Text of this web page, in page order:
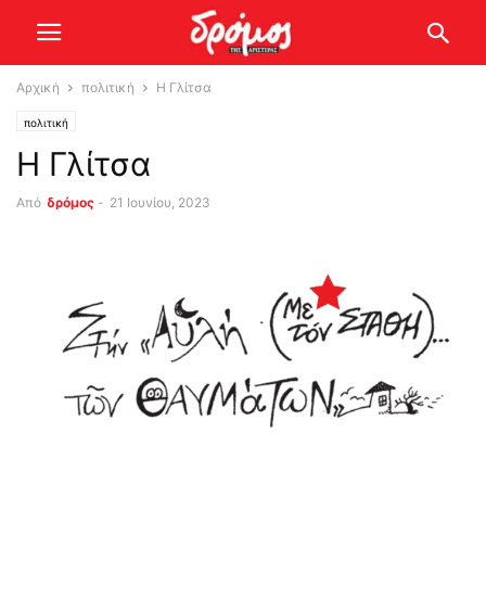
Αρχική πολιτική Η Γλίτσα
πολιτική
Η Γλίτσα
Από δρόμος - 21 Ιουνίου, 2023